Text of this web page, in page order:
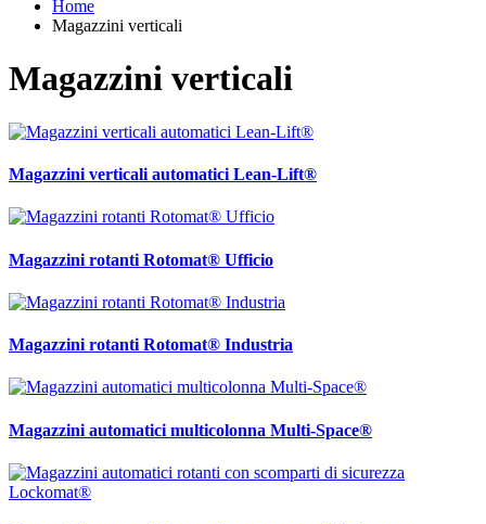
Home
Magazzini verticali
Magazzini verticali
Magazzini verticali automatici Lean-Lift®
Magazzini rotanti Rotomat® Ufficio
Magazzini rotanti Rotomat® Industria
Magazzini automatici multicolonna Multi-Space®